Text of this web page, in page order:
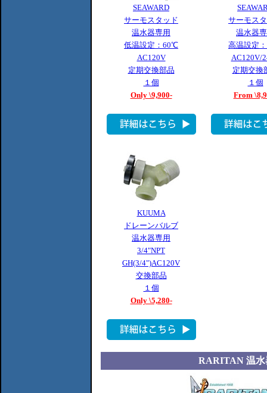
SEAWARD
サーモスタッド
温水器専用
低温設定：60℃
AC120V
定期交換部品
１個
Only \9,900-
サーモス
温水器
高温設定
AC120V/
定期交換
１個
From
KUUMA
ドレーンバルブ
温水器専用
3/4"NPT
GH(3/4")AC120V
交換部品
１個
Only \5,280-
RARITAN 温水